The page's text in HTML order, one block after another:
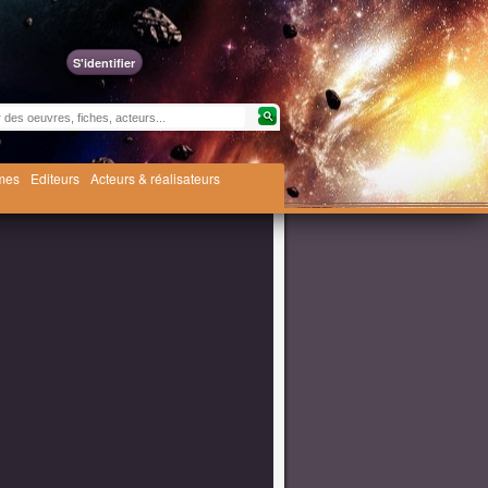
S'identifier
Editeurs Acteurs & réalisateurs